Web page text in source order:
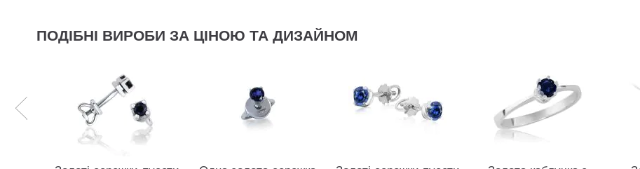
ПОДІБНІ ВИРОБИ ЗА ЦІНОЮ ТА ДИЗАЙНОМ